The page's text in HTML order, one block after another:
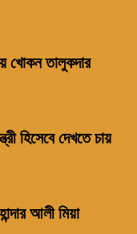
খোকন তালুকদার
হিসেবে দেখতে চায়
আলী মিয়া